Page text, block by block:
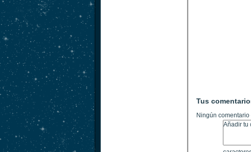
Tus
Ningún